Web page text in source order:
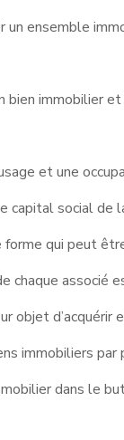
un ensemble
bien immobilier
et une
capital social
qui peut
chaque
objet
immobiliers
dans le